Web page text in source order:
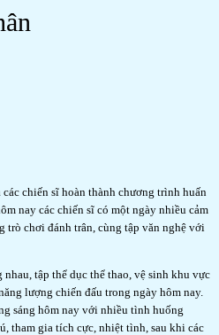
chiến sĩ hoàn thành chương trình huấn
nay các chiến sĩ có một ngày nhiều cảm
trò chơi đánh trân, cùng tập văn nghệ với
nhau, tập thể dục thể thao, vệ sinh khu vực
lượng chiến đấu trong ngày hôm nay.
sáng hôm nay với nhiều tình huống
tham gia tích cực, nhiệt tình, sau khi các